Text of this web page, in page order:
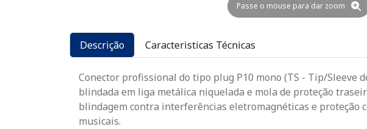
Passe o mouse para dar zoom
Descrição Caracteristicas Técnicas
Conector profissional do tipo plug P10 mono (TS - Tip/Sleeve
blindada em liga metálica niquelada e mola de proteção
blindagem contra interferências eletromagnéticas e proteção
musicais.